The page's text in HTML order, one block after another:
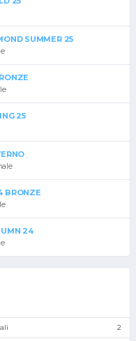
SUMMER 25
25
BRONZE
24
2